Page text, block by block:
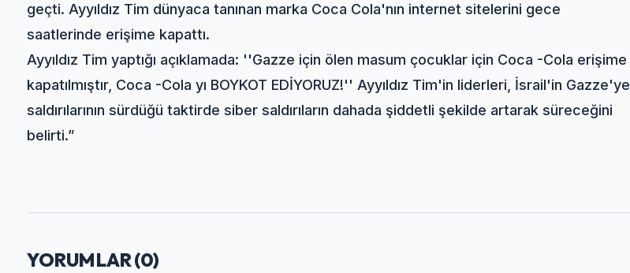
geçti. Ayyıldız Tim dünyaca tanınan marka Coca Cola'nın internet sitelerini gece
saatlerinde erişime kapattı.
Ayyıldız Tim yaptığı açıklamada: ''Gazze için ölen masum çocuklar için Coca -Cola erişime
kapatılmıştır, Coca -Cola yı BOYKOT EDİYORUZ!'' Ayyıldız Tim'in liderleri, İsrail'in Gazze'ye
saldırılarının sürdüğü taktirde siber saldırıların dahada şiddetli şekilde artarak süreceğini
belirti.”
YORUMLAR (0)